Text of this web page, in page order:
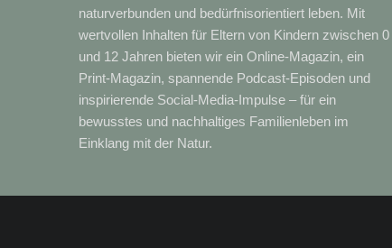
naturverbunden und bedürfnisorientiert leben. Mit
wertvollen Inhalten für Eltern von Kindern zwischen 0
und 12 Jahren bieten wir ein Online-Magazin, ein
Print-Magazin, spannende Podcast-Episoden und
inspirierende Social-Media-Impulse – für ein
bewusstes und nachhaltiges Familienleben im
Einklang mit der Natur.